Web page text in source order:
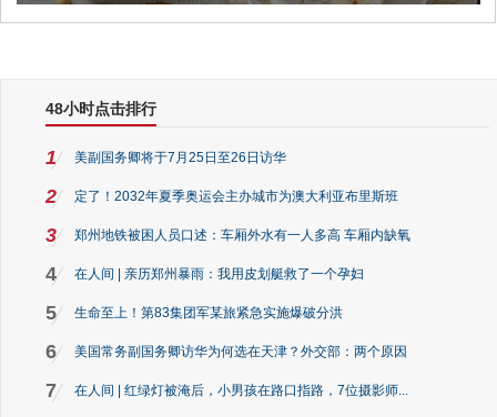
48小时点击排行
1 美副国务卿将于7月25日至26日访华
2 定了！2032年夏季奥运会主办城市为澳大利亚布里斯班
3 郑州地铁被困人员口述：车厢外水有一人多高 车厢内缺氧
4 在人间 | 亲历郑州暴雨：我用皮划艇救了一个孕妇
5 生命至上！第83集团军某旅紧急实施爆破分洪
6 美国常务副国务卿访华为何选在天津？外交部：两个原因
7 在人间 | 红绿灯被淹后，小男孩在路口指路，7位摄影师...